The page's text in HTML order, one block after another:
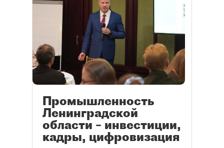
Промышленность
Ленинградской
области – инвестиции,
кадры, цифровизация